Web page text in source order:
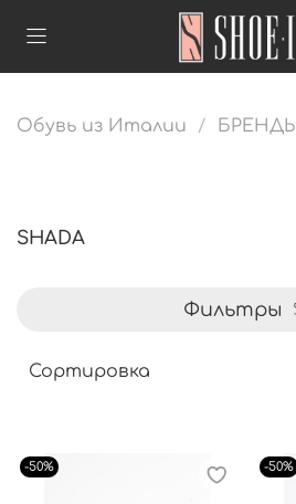
Обувь из Италии БРЕНДЫ
SHADA
Фильтры
-50% -50%